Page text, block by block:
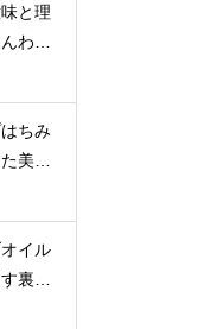
と理
わり
の基
ちみ
美味
イル
裏ワ